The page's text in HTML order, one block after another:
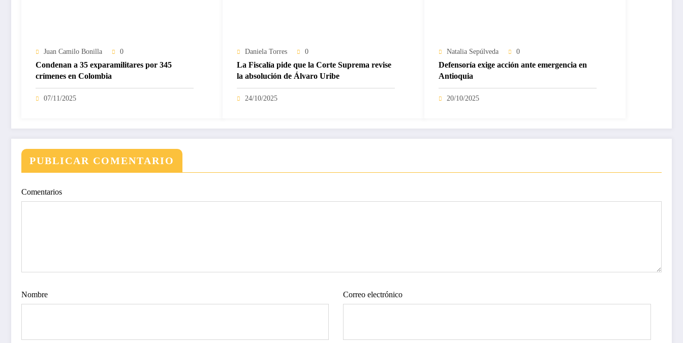
Juan Camilo Bonilla 0
Condenan a 35 exparamilitares por 345
crímenes en Colombia
07/11/2025
Daniela Torres 0
La Fiscalía pide que la Corte Suprema revise
la absolución de Álvaro Uribe
24/10/2025
Natalia Sepúlveda 0
Defensoría exige acción ante emergencia en
Antioquia
20/10/2025
PUBLICAR COMENTARIO
Comentarios
Nombre Correo electrónico